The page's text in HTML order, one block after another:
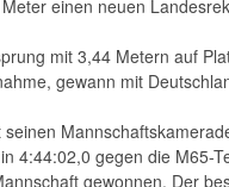
einen neuen
mit 3,44 Metern auf
gewann mit
4:44:02,0 gegen die M65-
gewonnen. Der